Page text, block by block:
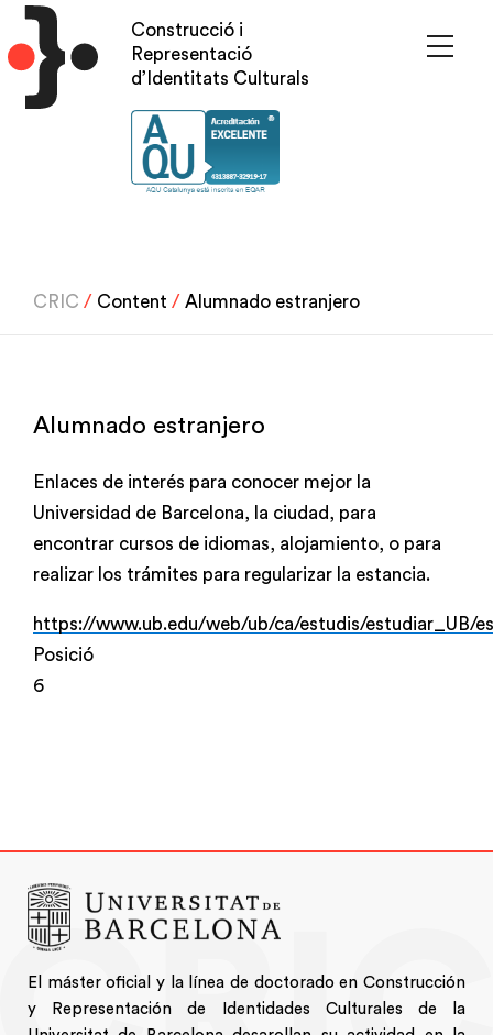
Pasar
al
contenido
principal
Construcció i
Representació
d’Identitats Culturals
CRIC / Content / Alumnado estranjero
Alumnado estranjero
Enlaces de interés para conocer mejor la
Universidad de Barcelona, la ciudad, para
encontrar cursos de idiomas, alojamiento, o para
realizar los trámites para regularizar la estancia.
https://www.ub.edu/web/ub/ca/estudis/estudiar_UB/
Posició
6
El máster oficial y la línea de doctorado en Construcción
y Representación de Identidades Culturales de la